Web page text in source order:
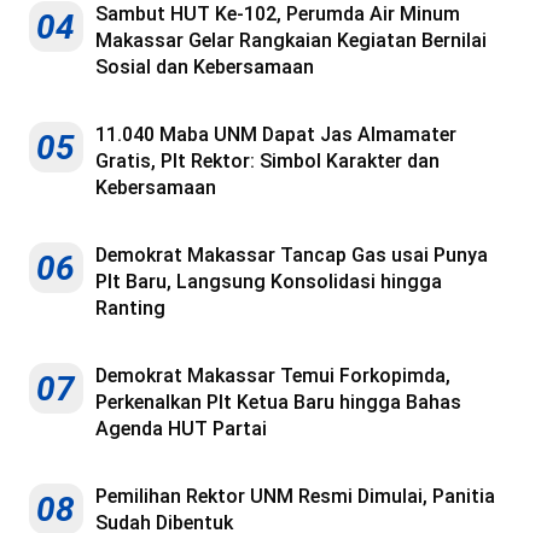
04
Sambut HUT Ke-102, Perumda Air Minum
Makassar Gelar Rangkaian Kegiatan Bernilai
Sosial dan Kebersamaan
05
11.040 Maba UNM Dapat Jas Almamater
Gratis, Plt Rektor: Simbol Karakter dan
Kebersamaan
06
Demokrat Makassar Tancap Gas usai Punya
Plt Baru, Langsung Konsolidasi hingga
Ranting
07
Demokrat Makassar Temui Forkopimda,
Perkenalkan Plt Ketua Baru hingga Bahas
Agenda HUT Partai
08
Pemilihan Rektor UNM Resmi Dimulai, Panitia
Sudah Dibentuk